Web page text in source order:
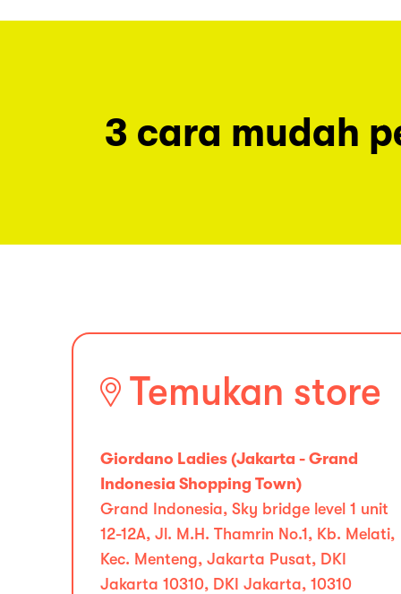
3 cara mudah
Temukan store
Giordano Ladies (Jakarta - Grand
Indonesia Shopping Town)
Grand Indonesia, Sky bridge level 1 unit
12-12A, Jl. M.H. Thamrin No.1, Kb. Melati,
Kec. Menteng, Jakarta Pusat, DKI
Jakarta 10310, DKI Jakarta, 10310